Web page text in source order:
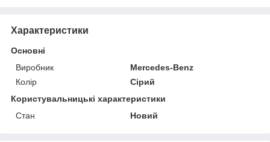
Характеристики
Основні
Виробник
Mercedes-Benz
Колір
Сірий
Користувальницькі характеристики
Стан
Новий